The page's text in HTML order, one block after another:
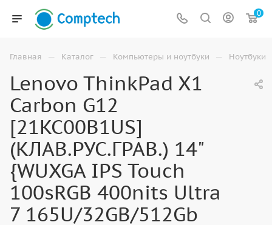
0
Главная — Каталог — Компьютеры и ноутбуки — Ноутбуки
Lenovo ThinkPad X1
Carbon G12
[21KC00B1US]
(КЛАВ.РУС.ГРАВ.) 14"
{WUXGA IPS Touch
100sRGB 400nits Ultra
7 165U/32GB/512Gb